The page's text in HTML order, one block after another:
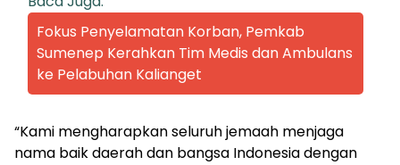
Fokus Penyelamatan Korban, Pemkab
Sumenep Kerahkan Tim Medis dan Ambulans
ke Pelabuhan Kalianget
“Kami mengharapkan seluruh jemaah menjaga
nama baik daerah dan bangsa Indonesia dengan